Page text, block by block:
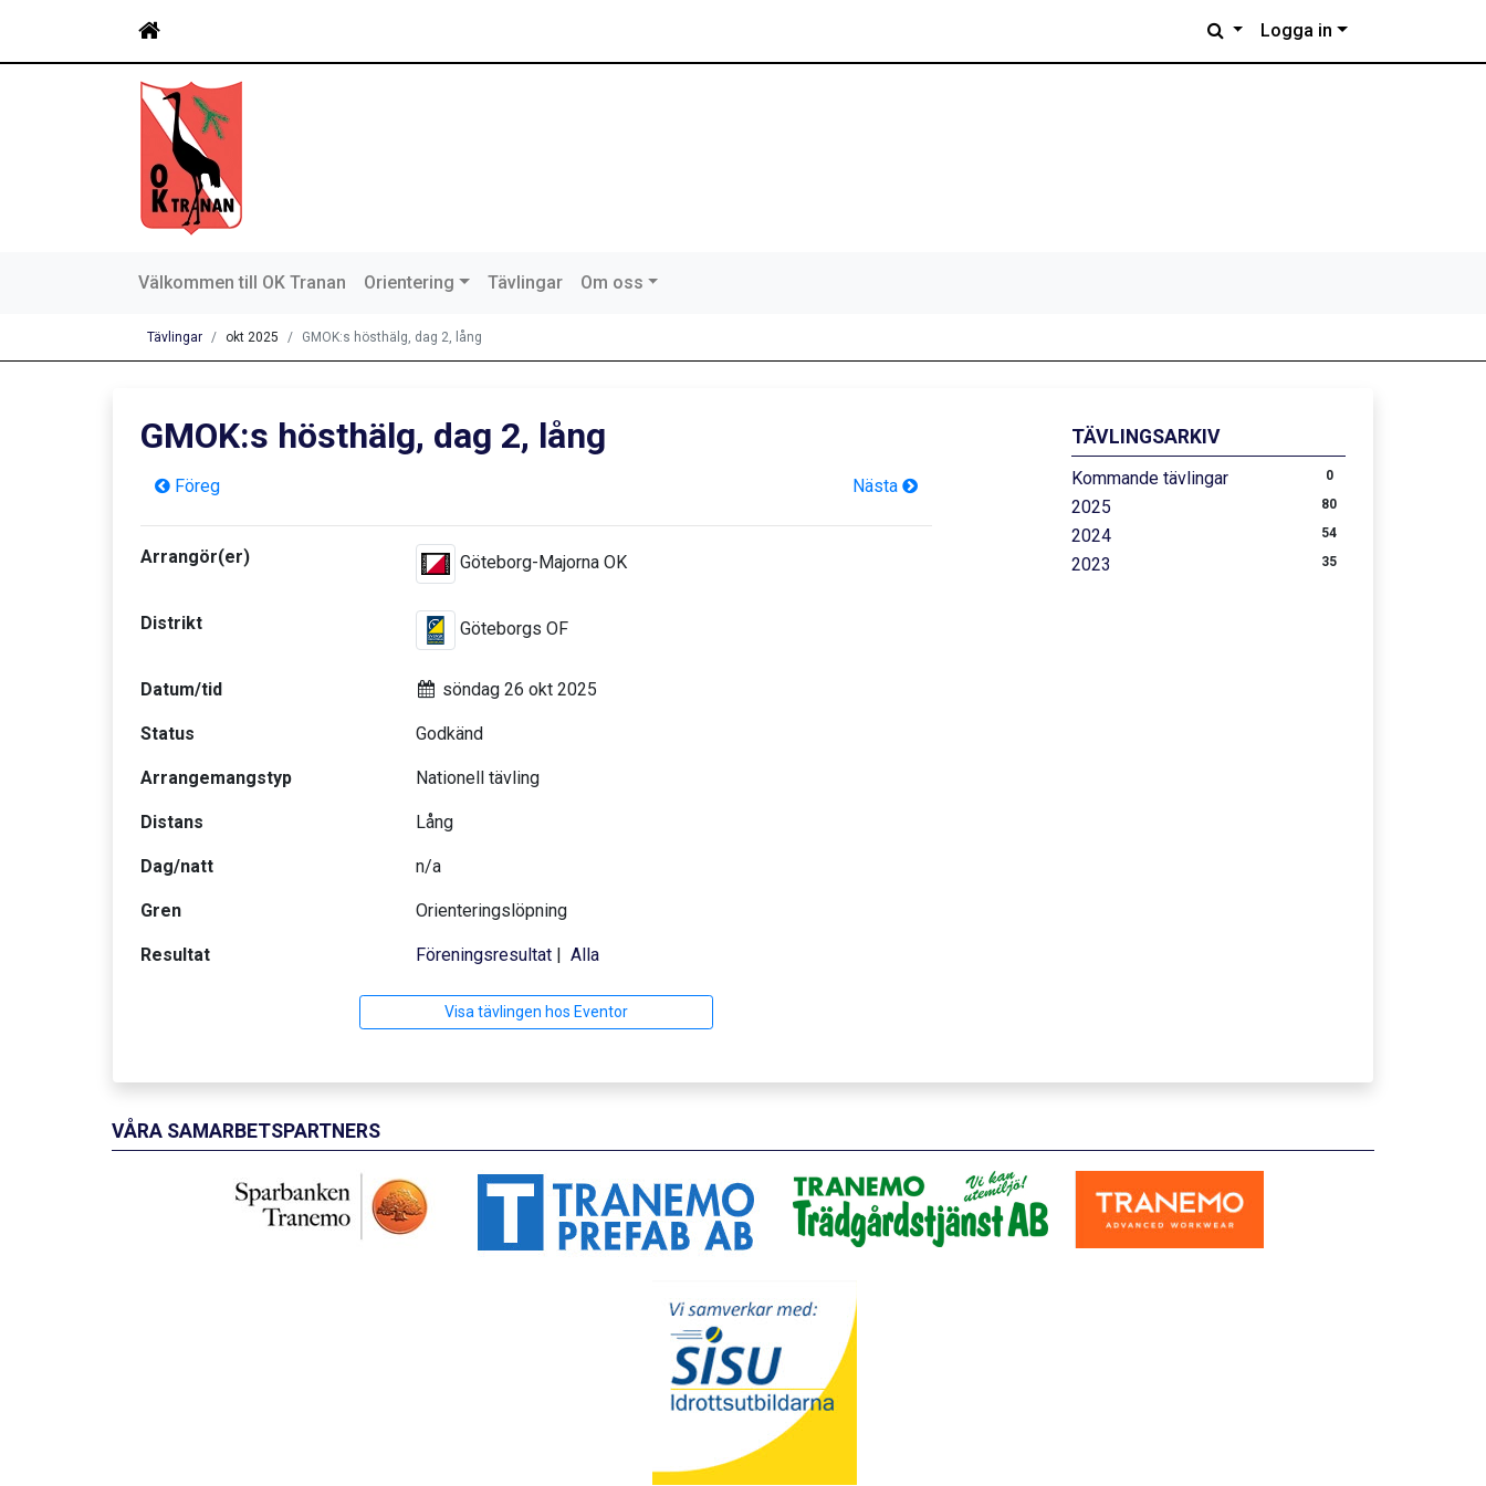
Logga in
Välkommen till OK Tranan Orientering Tävlingar Om oss
Tävlingar okt 2025 GMOK:s hösthälg, dag 2, lång
TÄVLINGSARKIV
Kommande tävlingar 0
2025 80
2024 54
2023 35
GMOK:s hösthälg, dag 2, lång
Föreg Nästa
Arrangör(er) Göteborg-Majorna OK
Distrikt Göteborgs OF
Datum/tid söndag 26 okt 2025
Status Godkänd
Arrangemangstyp Nationell tävling
Distans Lång
Dag/natt n/a
Gren Orienteringslöpning
Resultat Föreningsresultat| Alla
Visa tävlingen hos Eventor
VÅRA SAMARBETSPARTNERS